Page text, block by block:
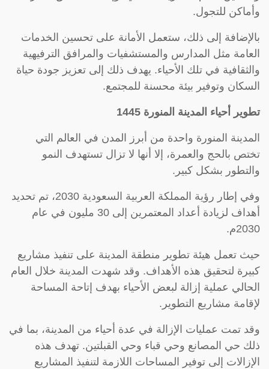
وأماكن للتجول.
بالإضافة إلى ذلك، ستعمل الأمانة على تحسين الخدمات
العامة مثل المدارس والمستشفيات والمرافق الترفيهية
والثقافية في تلك الأحياء. يهدف ذلك إلى تعزيز جودة حياة
السكان وتوفير بيئة محسنة للمجتمع.
تطوير أحياء المدينة المنورة 1445
المدينة المنورة واحدة من أبرز المدن في العالم التي
تختص بالحج والعمرة، إلا أنها لا تزال تستهدف النمو
والتطور بشكل كبير.
وفي إطار رؤية المملكة العربية السعودية 2030، تم تحديد
أهداف لزيادة أعداد المعتمرين إلى 30 مليون في عام
2030م.
حيث تعمل هيئة تطوير منطقة المدينة على تنفيذ مشاريع
كبيرة لتحقيق هذه الأهداف. وقد شهدت المدينة خلال العام
الحالي عملية إزالة لبعض الأحياء بهدف إتاحة المساحة
لإقامة مشاريع التطوير.
وقد تمت عمليات الإزالة في عدة أحياء من المدينة، بما في
ذلك حي المصانع وحي قباء وحي القبلتين. تهدف هذه
الإزالات إلى توفير المساحات اللازمة لتنفيذ المشاريع